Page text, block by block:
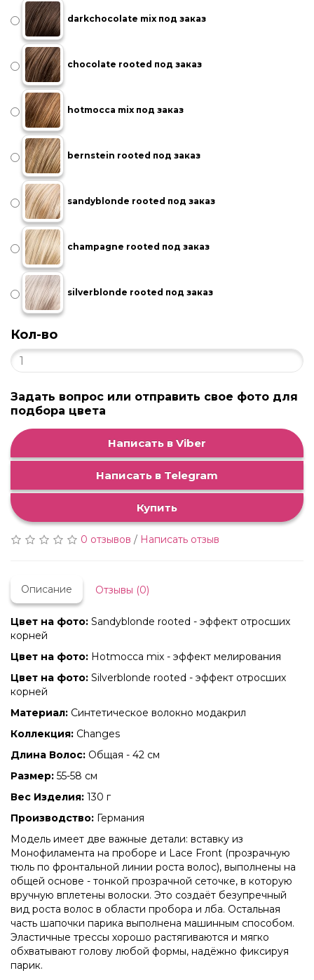
darkchocolate mix под заказ
chocolate rooted под заказ
hotmocca mix под заказ
bernstein rooted под заказ
sandyblonde rooted под заказ
champagne rooted под заказ
silverblonde rooted под заказ
Кол-во
Задать вопрос или отправить свое фото для
подбора цвета
Написать в Viber
Написать в Telegram
Купить
0 отзывов / Написать отзыв
Описание Отзывы (0)
Цвет на фото: Sandyblonde rooted - эффект отросших
корней
Цвет на фото: Hotmocca mix - эффект мелирования
Цвет на фото: Silverblonde rooted - эффект отросших
корней
Материал: Синтетическое волокно модакрил
Коллекция: Changes
Длина Волос: Общая - 42 см
Размер: 55-58 см
Вec Изделия: 130 г
Производство: Германия
Модель имеет две важные детали: вставку из
Монофиламента на проборе и Lace Front (прозрачную
тюль по фронтальной линии роста волос), выполнены на
общей основе - тонкой прозрачной сеточке, в которую
вручную вплетены волоски. Это создаёт безупречный
вид роста волос в области пробора и лба. Остальная
часть шапочки парика выполнена машинным способом.
Эластичные трессы хорошо растягиваются и мягко
обхватывают голову любой формы, надёжно фиксируя
парик.